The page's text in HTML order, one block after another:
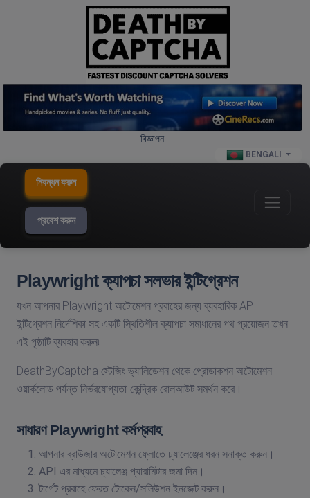
বিজ্ঞাপন
BENGALI
নিবন্ধন করুন
প্রবেশ করুন
Playwright ক্যাপচা সলভার ইন্টিগ্রেশন
যখন আপনার Playwright অটোমেশন প্রবাহের জন্য ব্যবহারিক API
ইন্টিগ্রেশন নির্দেশিকা সহ একটি স্থিতিশীল ক্যাপচা সমাধানের পথ প্রয়োজন তখন
এই পৃষ্ঠাটি ব্যবহার করুন৷
DeathByCaptcha স্টেজিং ভ্যালিডেশন থেকে প্রোডাকশন অটোমেশন
ওয়ার্কলোড পর্যন্ত নির্ভরযোগ্যতা-কেন্দ্রিক রোলআউট সমর্থন করে।
সাধারণ Playwright কর্মপ্রবাহ
আপনার ব্রাউজার অটোমেশন ফ্লোতে চ্যালেঞ্জের ধরন সনাক্ত করুন।
API এর মাধ্যমে চ্যালেঞ্জ প্যারামিটার জমা দিন।
টার্গেট প্রবাহে ফেরত টোকেন/সলিউশন ইনজেক্ট করুন।